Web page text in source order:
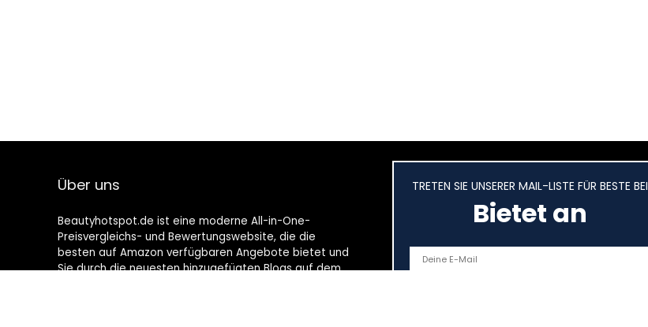
Über uns
Beautyhotspot.de ist eine moderne All-in-One-
Preisvergleichs- und Bewertungswebsite, die die
besten auf Amazon verfügbaren Angebote bietet und
Sie durch die neuesten hinzugefügten Blogs auf dem
TRETEN SIE UNSERER MAIL-LISTE FÜR BESTE BEI
Bietet an